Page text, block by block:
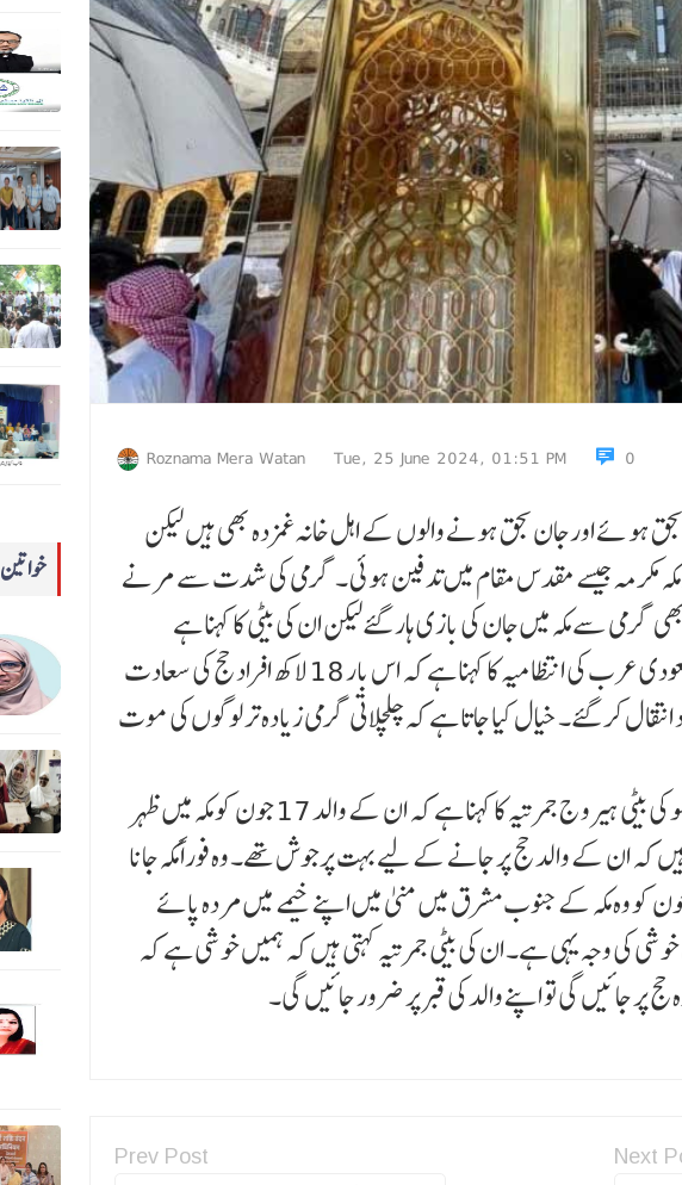
خواتین
Roznama Mera Watan Tue, 25 June 2024, 01:51 PM 0
1300 سے زائد افراد جاں بحق ہو ئے اورجان بحق ہونے والوں کے اہل خانہ غمزدہ بھی ہیں لیکن
مکرمہ جیسے مقدس مقام میں تدفین ہوئی ۔ گرمی کی شدت سے مرنے
گرمی سے مکہ میں جان کی بازی ہار گئےلیکن ان کی بیٹی کا کہنا ہے
کہ 86 سالہ وونگسو کی موت پر اہل خانہ بہت خوش ہیں۔سعودی عرب کی انتظامیہ کا کہنا ہے کہ اس بار 18 لاکھ افراد حج کی سعادت
میں سے 1300 سے زائد افراد انتقال کر گئے۔ خیال کیا جاتا ہے کہ چلچلاتی گرمی زیادہ تر لوگوں کی موت
سی این این کی رپورٹ کے مطابق انڈونیشیا کے شہری وونگسو کی بیٹی ہیرو ج جمرتیہ کا کہنا ہے کہ ان کے والد 17 جون کو مکہ میں ظہر
کہ ان کے والد حج پر جانے کے لیے بہت پرجوش تھے۔ وہ فوراً مکہ جانا
تھا۔ وہ حج کے دوران بھی صحت مند تھے۔ لیکن 17 جون کو وہ مکہ کے جنوب مشرق میں منیٰ میں اپنے خیمے میں مردہ پائے
کی وجہ یہی ہے۔ ان کی بیٹی جمرتیہ کہتی ہیں کہ ہمیں خوشی ہے کہ
پر جائیں گی تو اپنے والد کی قبر پر ضرور جائیں گی۔
Prev Post Next